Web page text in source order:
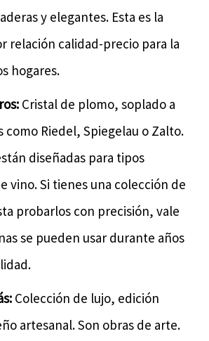
y elegantes. Esta es la
relación calidad-precio para la
hogares.
Cristal de plomo, soplado a
como Riedel, Spiegelau o Zalto.
diseñadas para tipos
vino. Si tienes una colección de
probarlos con precisión, vale
se pueden usar durante años
Colección de lujo, edición
artesanal. Son obras de arte.